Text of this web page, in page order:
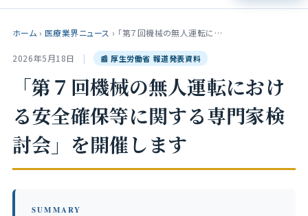
ホーム › 医療業界ニュース › 「第７回機械の無人運転に…
2026年5月18日 | 📰 厚生労働省 報道発表資料
「第７回機械の無人運転におけ
る安全確保等に関する専門家検
討会」を開催します
SUMMARY